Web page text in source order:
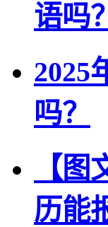
语吗？
2025
吗？
【
历能